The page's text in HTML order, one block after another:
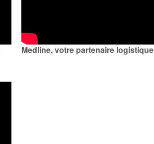
Medline, votre partenaire logistique